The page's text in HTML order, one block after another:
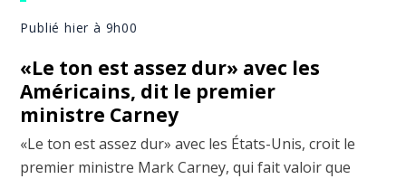
Publié hier à 9h00
«Le ton est assez dur» avec les
Américains, dit le premier
ministre Carney
«Le ton est assez dur» avec les États-Unis, croit le
premier ministre Mark Carney, qui fait valoir que